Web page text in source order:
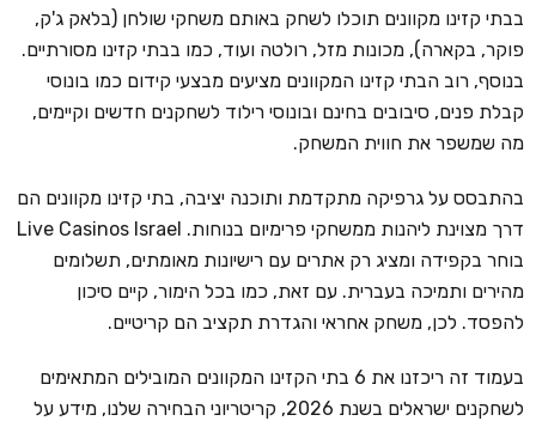
בבתי קזינו מקוונים תוכלו לשחק באותם משחקי שולחן (בלאק ג'ק,
פוקר, בקארה), מכונות מזל, רולטה ועוד, כמו בבתי קזינו מסורתיים.
בנוסף, רוב הבתי קזינו המקוונים מציעים מבצעי קידום כמו בונוסי
קבלת פנים, סיבובים בחינם ובונוסי רילוד לשחקנים חדשים וקיימים,
מה שמשפר את חווית המשחק.
בהתבסס על גרפיקה מתקדמת ותוכנה יציבה, בתי קזינו מקוונים הם
דרך מצוינת ליהנות ממשחקי פרימיום בנוחות. Live Casinos Israel
בוחר בקפידה ומציג רק אתרים עם רישיונות מאומתים, תשלומים
מהירים ותמיכה בעברית. עם זאת, כמו בכל הימור, קיים סיכון
להפסד. לכן, משחק אחראי והגדרת תקציב הם קריטיים.
בעמוד זה ריכזנו את 6 בתי הקזינו המקוונים המובילים המתאימים
לשחקנים ישראלים בשנת 2026, קריטריוני הבחירה שלנו, מידע על